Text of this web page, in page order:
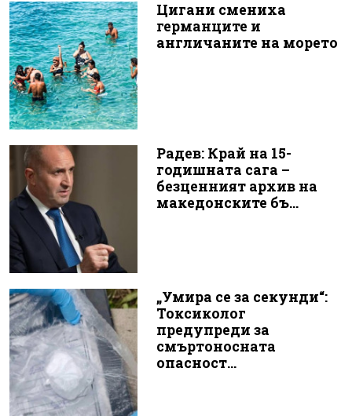
Цигани смениха
германците и
англичаните на морето
Радев: Край на 15-
годишната сага –
безценният архив на
македонските бъ...
„Умира се за секунди“:
Токсиколог
предупреди за
смъртоносната
опасност...